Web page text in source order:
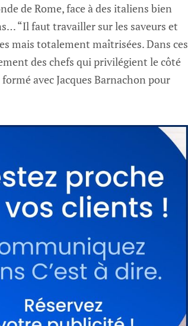
de Rome, face à des italiens bien
“Il faut travailler sur les saveurs et
mais totalement maîtrisées. Dans ces
des chefs qui privilégient le côté
avec Jacques Barnachon pour